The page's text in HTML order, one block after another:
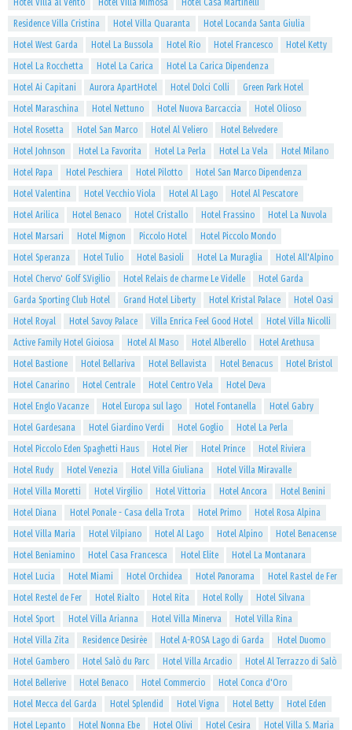
Hotel Villa al Vento Hotel Villa Mimosa
Hotel Casa Martinelli
Residence Villa Cristina
Hotel Villa Quaranta
Hotel Locanda Santa Giulia
Hotel West Garda
Hotel La Bussola Hotel Rio Hotel Francesco
Hotel Ketty
Hotel La Rocchetta
Hotel La Carica
Hotel La Carica Dipendenza
Hotel Ai Capitani
Aurora ApartHotel Hotel Dolci Colli
Green Park Hotel
Hotel Maraschina
Hotel Nettuno Hotel Nuova Barcaccia
Hotel Olioso
Hotel Rosetta
Hotel San Marco Hotel Al Veliero
Hotel Belvedere
Hotel Johnson
Hotel La Favorita Hotel La Perla Hotel La Vela
Hotel Milano
Hotel Papa
Hotel Peschiera Hotel Pilotto
Hotel San Marco Dipendenza
Hotel Valentina
Hotel Vecchio Viola Hotel Al Lago
Hotel Al Pescatore
Hotel Arilica
Hotel Benaco Hotel Cristallo Hotel Frassino
Hotel La Nuvola
Hotel Marsari
Hotel Mignon Piccolo Hotel
Hotel Piccolo Mondo
Hotel Speranza
Hotel Tulio Hotel Basioli Hotel La Muraglia
Hotel All'Alpino
Hotel Chervo' Golf S.Vigilio
Hotel Relais de charme Le Videlle
Hotel Garda
Garda Sporting Club Hotel
Grand Hotel Liberty Hotel Kristal Palace
Hotel Oasi
Hotel Royal
Hotel Savoy Palace Villa Enrica Feel Good Hotel
Hotel Villa Nicolli
Active Family Hotel Gioiosa
Hotel Al Maso Hotel Alberello
Hotel Arethusa
Hotel Bastione
Hotel Bellariva Hotel Bellavista Hotel Benacus
Hotel Bristol
Hotel Canarino
Hotel Centrale Hotel Centro Vela
Hotel Deva
Hotel Englo Vacanze
Hotel Europa sul lago Hotel Fontanella
Hotel Gabry
Hotel Gardesana
Hotel Giardino Verdi Hotel Goglio
Hotel La Perla
Hotel Piccolo Eden Spaghetti Haus
Hotel Pier Hotel Prince
Hotel Riviera
Hotel Rudy
Hotel Venezia Hotel Villa Giuliana
Hotel Villa Miravalle
Hotel Villa Moretti
Hotel Virgilio Hotel Vittoria Hotel Ancora
Hotel Benini
Hotel Diana
Hotel Ponale - Casa della Trota Hotel Primo
Hotel Rosa Alpina
Hotel Villa Maria
Hotel Vilpiano Hotel Al Lago Hotel Alpino
Hotel Benacense
Hotel Beniamino
Hotel Casa Francesca Hotel Elite
Hotel La Montanara
Hotel Lucia
Hotel Miami Hotel Orchidea Hotel Panorama
Hotel Rastel de Fer
Hotel Restel de Fer
Hotel Rialto Hotel Rita Hotel Rolly
Hotel Silvana
Hotel Sport
Hotel Villa Arianna Hotel Villa Minerva
Hotel Villa Rina
Hotel Villa Zita
Residence Desirèe Hotel A-ROSA Lago di Garda
Hotel Duomo
Hotel Gambero
Hotel Salò du Parc Hotel Villa Arcadio
Hotel Al Terrazzo di Salò
Hotel Bellerive
Hotel Benaco Hotel Commercio
Hotel Conca d'Oro
Hotel Mecca del Garda
Hotel Splendid Hotel Vigna Hotel Betty
Hotel Eden
Hotel Lepanto
Hotel Nonna Ebe Hotel Olivi Hotel Cesira
Hotel Villa S. Maria